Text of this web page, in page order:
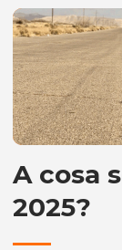
A cosa
2025?